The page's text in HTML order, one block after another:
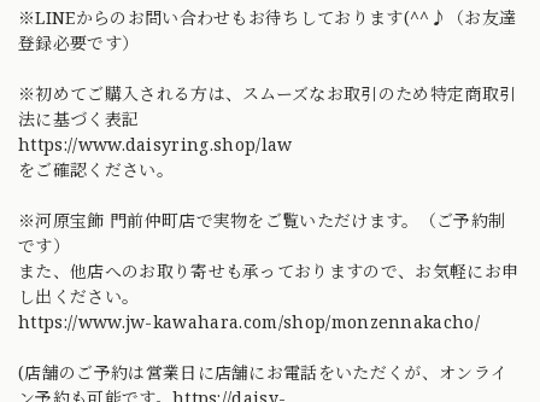
※LINEからのお問い合わせもお待ちしております(^^♪（お友達
登録必要です）
※初めてご購入される方は、スムーズなお取引のため特定商取引
法に基づく表記
https://www.daisyring.shop/law
をご確認ください。
※河原宝飾 門前仲町店で実物をご覧いただけます。（ご予約制
です）
また、他店へのお取り寄せも承っておりますので、お気軽にお申
し出ください。
https://www.jw-kawahara.com/shop/monzennakacho/
(店舗のご予約は営業日に店舗にお電話をいただくが、オンライ
ン予約も可能です。 https://daisy-